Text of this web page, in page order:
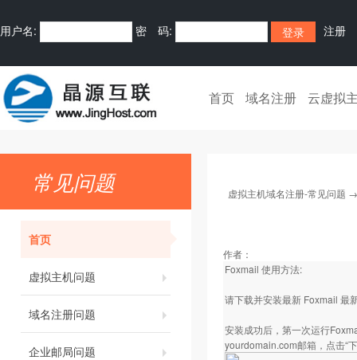
用户名: 密 码: 注册
首页 域名注册 云虚拟
常见问题
首页
虚拟主机问题
域名注册问题
企业邮局问题
虚拟主机域名注册-常见问题
作者：
Foxmail 使用方法:
请下载并安装最新 Foxmail 最
安装成功后，第一次运行
yourdomain.com邮箱，点击“